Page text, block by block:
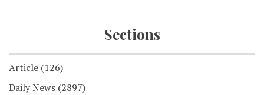
Sections
Article (126)
Daily News (2897)